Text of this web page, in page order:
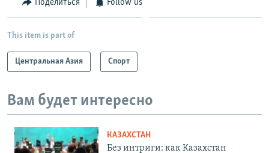
Поделиться Follow us
This item is part of
Центральная Азия Спорт
Вам будет интересно
КАЗАХСТАН
Без интриги: как Казахстан